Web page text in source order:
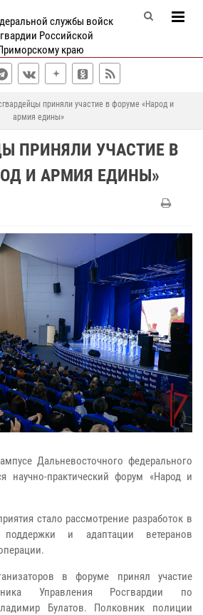
службы войск
Российской
краю
приняли участие в форуме «Народ и
армия едины»
ПРИНЯЛИ УЧАСТИЕ В
И АРМИЯ ЕДИНЫ»
Дальневосточного федерального
научно-практический форум «Народ и
стало рассмотрение разработок в
и адаптации ветеранов
в форуме принял участие
Управления Росгвардии по
Булатов. Полковник полиции